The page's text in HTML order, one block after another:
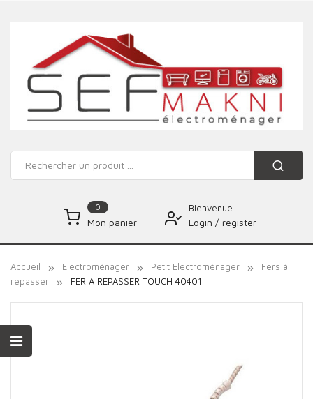
0
Mon panier
Bienvenue
Login / register
Accueil Electroménager Petit Electroménager
Fers à
repasser
FER A REPASSER TOUCH 40401